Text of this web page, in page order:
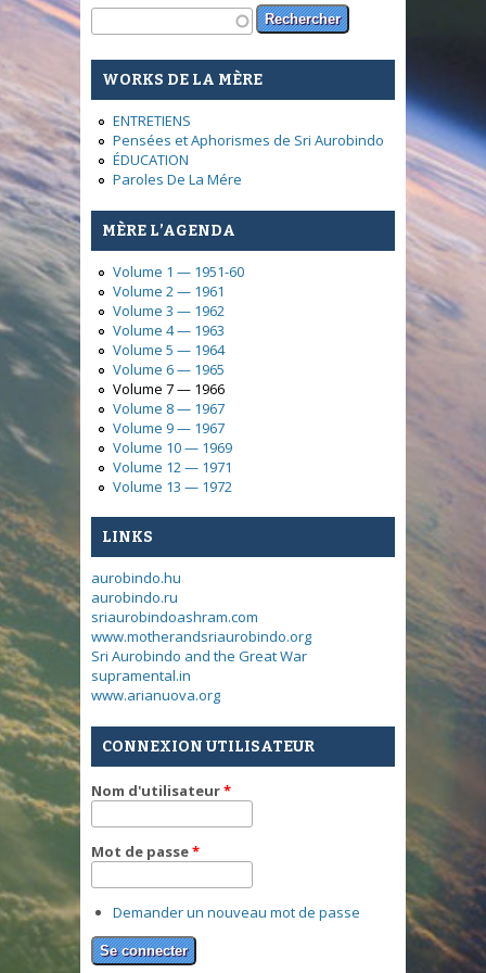
Formulaire de recherche
Rechercher
WORKS DE LA MÈRE
ENTRETIENS
Pensées et Aphorismes de Sri Aurobindo
ÉDUCATION
Paroles De La Mére
MÈRE L’AGENDA
Volume 1 — 1951-60
Volume 2 — 1961
Volume 3 — 1962
Volume 4 — 1963
Volume 5 — 1964
Volume 6 — 1965
Volume 7 — 1966
Volume 8 — 1967
Volume 9 — 1967
Volume 10 — 1969
Volume 12 — 1971
Volume 13 — 1972
LINKS
aurobindo.hu
aurobindo.ru
sriaurobindoashram.com
www.motherandsriaurobindo.org
Sri Aurobindo and the Great War
supramental.in
www.arianuova.org
CONNEXION UTILISATEUR
Nom d'utilisateur*
Mot de passe*
Demander un nouveau mot de passe